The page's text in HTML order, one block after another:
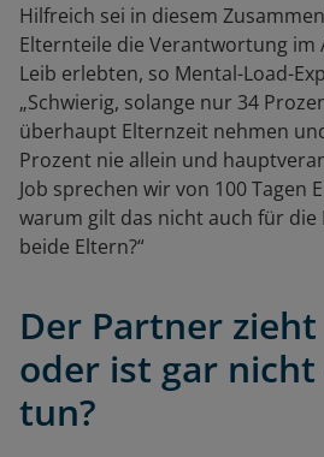
Hilfreich sei in diesem
Elternteile die Verantwortung im
Leib erlebten, so Mental-Load-
„Schwierig, solange nur 34
überhaupt Elternzeit nehmen
Prozent nie allein und
Job sprechen wir von 100 Tagen
warum gilt das nicht auch für die
beide Eltern?“
Der Partner
oder ist gar nicht
tun?